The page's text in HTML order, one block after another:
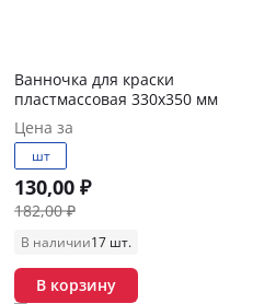
Ванночка для краски
пластмассовая 330х350 мм
Цена за
шт
130,00 ₽
182,00 ₽
В наличии17 шт.
В корзину